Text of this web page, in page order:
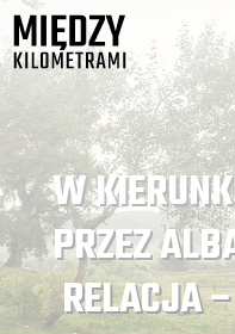
W
PRZEZ
RELACJA